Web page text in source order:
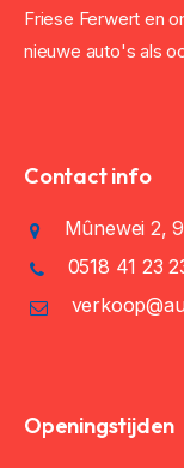
Friese Ferwert en
nieuwe auto's als
Contact info
Mûnewei 2,
0518 41 23
Openingstijden